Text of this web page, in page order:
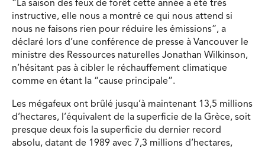
“La saison des feux de forêt cette année a été très
instructive, elle nous a montré ce qui nous attend si
nous ne faisons rien pour réduire les émissions”, a
déclaré lors d’une conférence de presse à Vancouver le
ministre des Ressources naturelles Jonathan Wilkinson,
n’hésitant pas à cibler le réchauffement climatique
comme en étant la “cause principale”.
Les mégafeux ont brûlé jusqu’à maintenant 13,5 millions
d’hectares, l’équivalent de la superficie de la Grèce, soit
presque deux fois la superficie du dernier record
absolu, datant de 1989 avec 7,3 millions d’hectares,